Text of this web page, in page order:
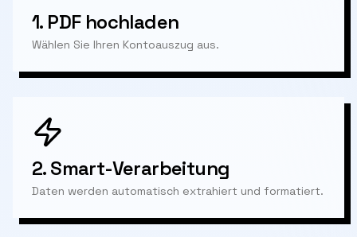
1. PDF hochladen
Wählen Sie Ihren Kontoauszug aus.
2.Smart-Verarbeitung
Daten werden automatisch extrahiert und formatiert.